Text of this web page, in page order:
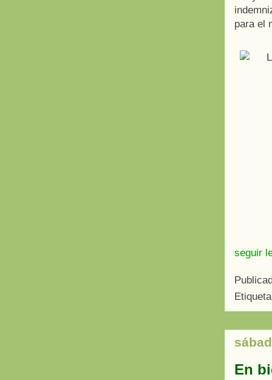
para el
seguir
En